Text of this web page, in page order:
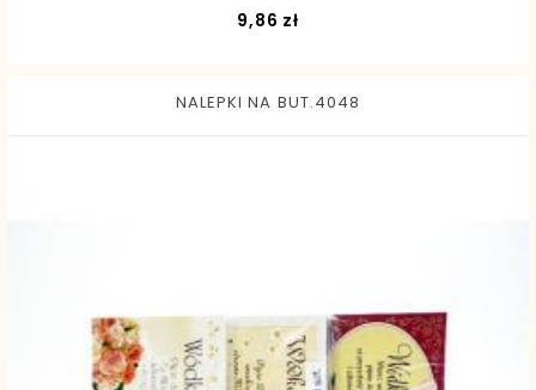
9,86 zł
NALEPKI NA BUT.4048